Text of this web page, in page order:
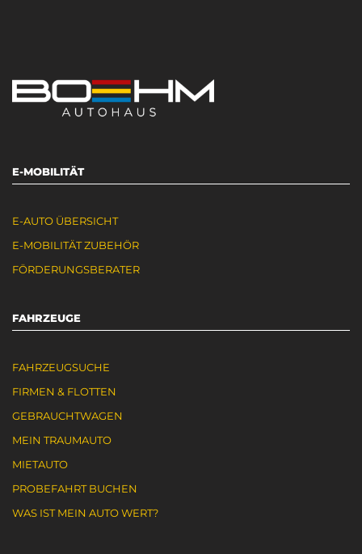
E-MOBILITÄT
E-AUTO ÜBERSICHT
E-MOBILITÄT ZUBEHÖR
FÖRDERUNGSBERATER
FAHRZEUGE
FAHRZEUGSUCHE
FIRMEN & FLOTTEN
GEBRAUCHTWAGEN
MEIN TRAUMAUTO
MIETAUTO
PROBEFAHRT BUCHEN
WAS IST MEIN AUTO WERT?